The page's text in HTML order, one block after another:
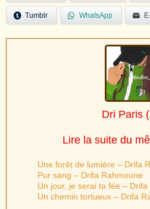
Tumblr WhatsApp
Dri Paris
Lire la suite du
Une forêt de lumière – Drifa
Pur sang – Drifa Rahmoune
Un jour, je serai ta fée – Drifa
Un chemin tortueux – Drifa